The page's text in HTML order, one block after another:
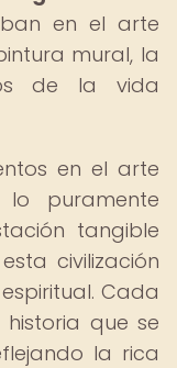
en el arte
mural, la
de la vida
en el arte
puramente
tangible
civilización
Cada
que se
la rica